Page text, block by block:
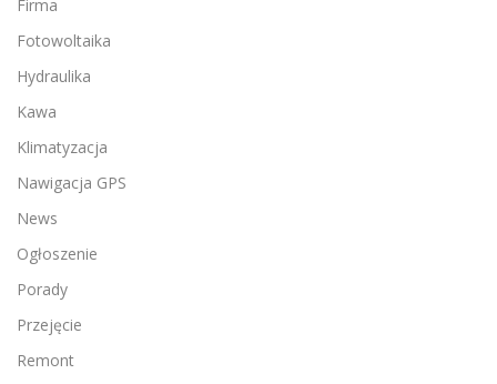
Firma
Fotowoltaika
Hydraulika
Kawa
Klimatyzacja
Nawigacja GPS
News
Ogłoszenie
Porady
Przejęcie
Remont